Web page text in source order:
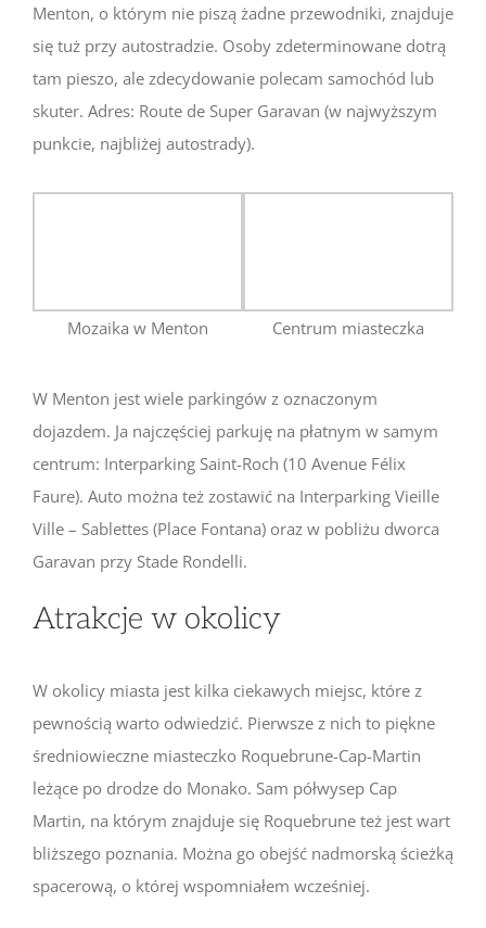
Menton, o którym nie piszą żadne przewodniki, znajduje
się tuż przy autostradzie. Osoby zdeterminowane dotrą
tam pieszo, ale zdecydowanie polecam samochód lub
skuter. Adres: Route de Super Garavan (w najwyższym
punkcie, najbliżej autostrady).
Mozaika w Menton Centrum miasteczka
W Menton jest wiele parkingów z oznaczonym
dojazdem. Ja najczęściej parkuję na płatnym w samym
centrum: Interparking Saint-Roch (10 Avenue Félix
Faure). Auto można też zostawić na Interparking Vieille
Ville – Sablettes (Place Fontana) oraz w pobliżu dworca
Garavan przy Stade Rondelli.
Atrakcje w okolicy
W okolicy miasta jest kilka ciekawych miejsc, które z
pewnością warto odwiedzić. Pierwsze z nich to piękne
średniowieczne miasteczko Roquebrune-Cap-Martin
leżące po drodze do Monako. Sam półwysep Cap
Martin, na którym znajduje się Roquebrune też jest wart
bliższego poznania. Można go obejść nadmorską ścieżką
spacerową, o której wspomniałem wcześniej.